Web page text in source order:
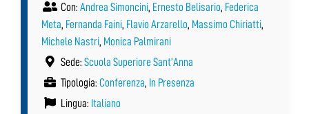
Con: Andrea Simoncini, Ernesto Belisario, Federica
Meta, Fernanda Faini, Flavio Arzarello, Massimo Chiriatti,
Michele Nastri, Monica Palmirani
Sede: Scuola Superiore Sant’Anna
Tipologia: Conferenza, In Presenza
Lingua: Italiano